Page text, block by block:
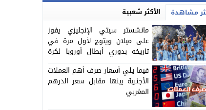
مشاهدة الأكثر شعبية
مانشستر سيتي الإنجليزي يفوز
على ميلان ويتوج لأول مرة في
تاريخه بدوري أبطال أوروبا لكرة
فيما يلي أسعار صرف أهم العملات
الأجنبية بينها مقابل سعر الدرهم
المغربي